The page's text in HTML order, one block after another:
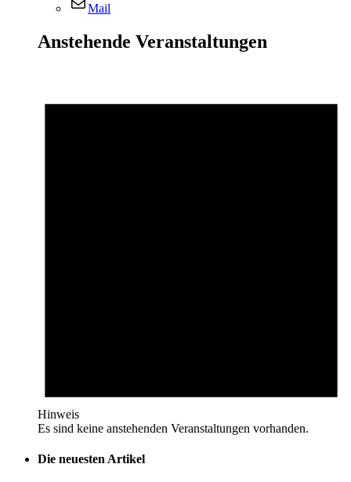
Mail
Anstehende Veranstaltungen
Hinweis
Es sind keine anstehenden Veranstaltungen vorhanden.
Die neuesten Artikel